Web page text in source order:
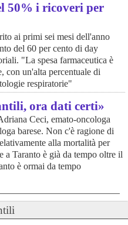
50% i ricoveri per
ai primi sei mesi dell'anno
del 60 per cento di day
"La spesa farmaceutica è
con un'alta percentuale di
respiratorie"
ora dati certi»
Ceci, emato-oncologa
barese. Non c'è ragione di
alla mortalità per
a Taranto è già da tempo oltre il
è ormai da tempo